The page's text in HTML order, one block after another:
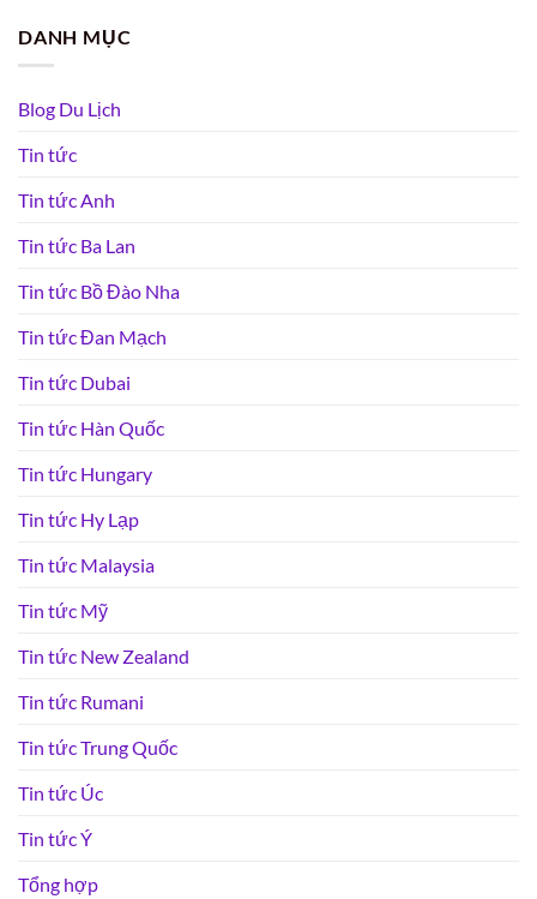
DANH MỤC
Blog Du Lịch
Tin tức
Tin tức Anh
Tin tức Ba Lan
Tin tức Bồ Đào Nha
Tin tức Đan Mạch
Tin tức Dubai
Tin tức Hàn Quốc
Tin tức Hungary
Tin tức Hy Lạp
Tin tức Malaysia
Tin tức Mỹ
Tin tức New Zealand
Tin tức Rumani
Tin tức Trung Quốc
Tin tức Úc
Tin tức Ý
Tổng hợp